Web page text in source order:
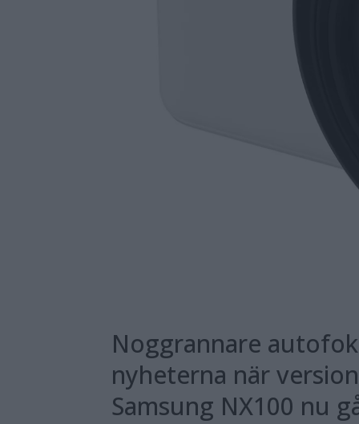
Noggrannare
nyheterna när
Samsung NX100 nu